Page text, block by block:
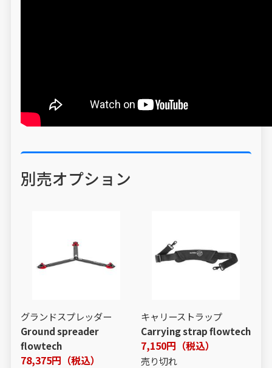
別売オプション
グランドスプレッダー
Ground spreader
flowtech
78,375円（税込）
キャリーストラップ
Carrying strap flowtech
7,150円（税込）
売り切れ